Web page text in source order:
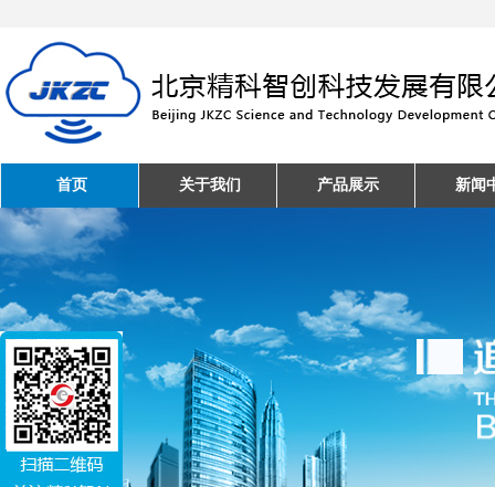
首页 关于我们 产品展示 新闻